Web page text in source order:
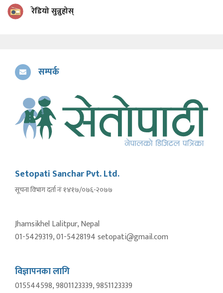
रेडियो सुन्नुहोस्
सम्पर्क
Setopati Sanchar Pvt. Ltd.
सूचना विभाग दर्ता नंः १४१७/०७६-२०७७
Jhamsikhel Lalitpur, Nepal
01-5429319, 01-5428194 setopati@gmail.com
विज्ञापनका लागि
015544598, 9801123339, 9851123339